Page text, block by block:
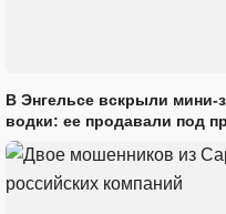
В Энгельсе вскрыли мини-
водки: ее продавали под